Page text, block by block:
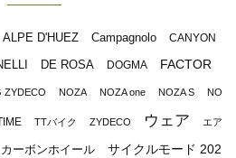
ALPE D'HUEZ Campagnolo CANYON
DE ROSA DOGMA FACTOR
ZYDECO NOZA NOZA one NOZA S NO
TTバイク ZYDECO ウェア エア
カーボンホイール
サイクルモード 202